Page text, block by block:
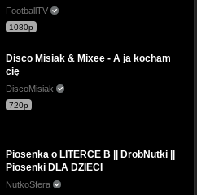
FootballTV
1080p
Disco Misiak & Mixee - A ja kocham
cię
DiscoMisiak
720p
Piosenka o LITERCE B || DrobNutki ||
Piosenki DLA DZIECI
NutkoSfera